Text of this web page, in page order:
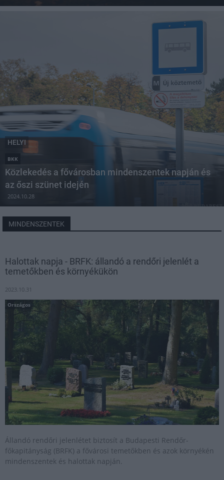
HELYI
BKK
Közlekedés a fővárosban mindenszentek napján és
az őszi szünet idején
2024.10.28
MINDENSZENTEK
Halottak napja - BRFK: állandó a rendőri jelenlét a
temetőkben és környékükön
2023.10.31
Országos
Állandó rendőri jelenlétet biztosít a Budapesti Rendőr-
főkapitányság (BRFK) a fővárosi temetőkben és azok környékén
mindenszentek és halottak napján.